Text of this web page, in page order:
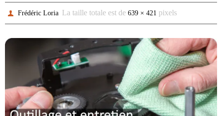
Frédéric Loria La taille totale est de639 × 421 pixels